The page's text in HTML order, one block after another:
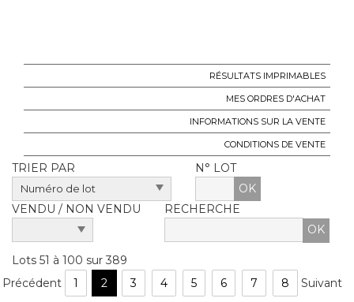
RÉSULTATS IMPRIMABLES
MES ORDRES D'ACHAT
INFORMATIONS SUR LA VENTE
CONDITIONS DE VENTE
TRIER PAR
N° LOT
OK
VENDU / NON VENDU
RECHERCHE
Lots 51 à 100 sur 389
Précédent
1 2 3 4 5 6 7 8 Suivant